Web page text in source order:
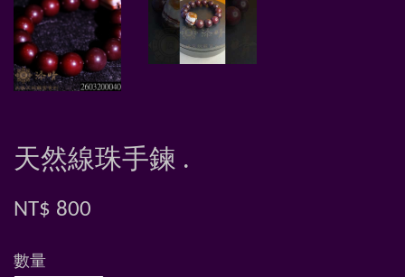
天然線珠手鍊 .
NT$ 800
數量